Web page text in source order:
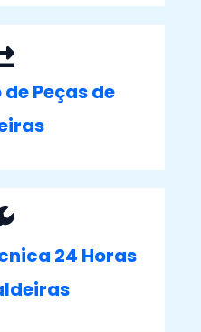
Peças de
24 Horas